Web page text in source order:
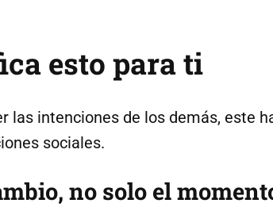
esto para ti
las intenciones de los demás, este
sociales.
no solo el